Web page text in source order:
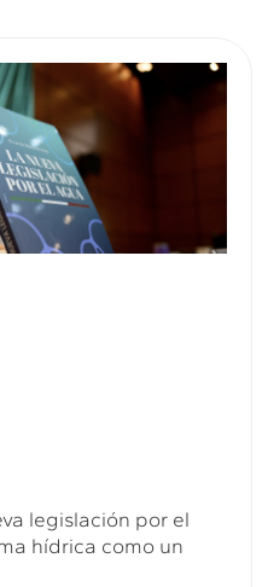
legislación por el
hídrica como un